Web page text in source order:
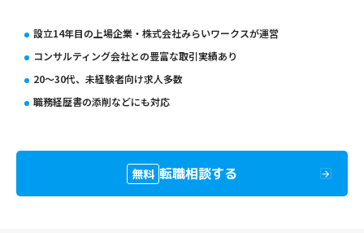
設立14年目の上場企業・株式会社みらいワークスが運営
コンサルティング会社との豊富な取引実績あり
20〜30代、未経験者向け求人多数
職務経歴書の添削などにも対応
無料 転職相談する